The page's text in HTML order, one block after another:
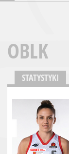
OBLK
STATYSTYKI